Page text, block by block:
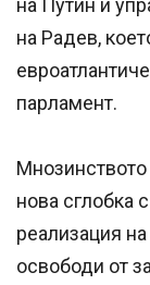
на Путин и
на Радев,
парламент.
Мнозинството
нова сглобка
реализация
освободи от